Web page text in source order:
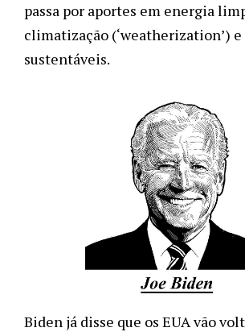
passa por aportes em energia
climatização (‘weatherization’)
sustentáveis.
Biden já disse que os EUA vão